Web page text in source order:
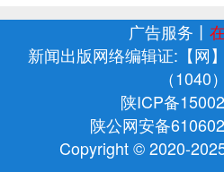
广告服务 丨
新闻出版网络编辑证:【网
（1040
陕ICP备
陕公网安备
Copyright © 2020-